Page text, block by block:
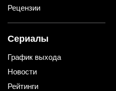
Рецензии
Сериалы
График выхода
Новости
Рейтинги